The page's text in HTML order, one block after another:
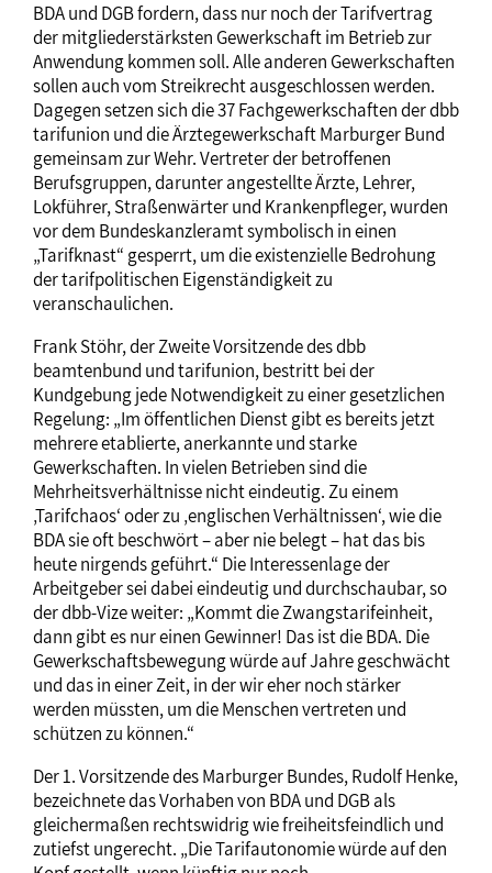
BDA und DGB fordern, dass nur noch der Tarifvertrag
der mitgliederstärksten Gewerkschaft im Betrieb zur
Anwendung kommen soll. Alle anderen Gewerkschaften
sollen auch vom Streikrecht ausgeschlossen werden.
Dagegen setzen sich die 37 Fachgewerkschaften der dbb
tarifunion und die Ärztegewerkschaft Marburger Bund
gemeinsam zur Wehr. Vertreter der betroffenen
Berufsgruppen, darunter angestellte Ärzte, Lehrer,
Lokführer, Straßenwärter und Krankenpfleger, wurden
vor dem Bundeskanzleramt symbolisch in einen
„Tarifknast“ gesperrt, um die existenzielle Bedrohung
der tarifpolitischen Eigenständigkeit zu
veranschaulichen.
Frank Stöhr, der Zweite Vorsitzende des dbb
beamtenbund und tarifunion, bestritt bei der
Kundgebung jede Notwendigkeit zu einer gesetzlichen
Regelung: „Im öffentlichen Dienst gibt es bereits jetzt
mehrere etablierte, anerkannte und starke
Gewerkschaften. In vielen Betrieben sind die
Mehrheitsverhältnisse nicht eindeutig. Zu einem
‚Tarifchaos‘ oder zu ‚englischen Verhältnissen‘, wie die
BDA sie oft beschwört – aber nie belegt – hat das bis
heute nirgends geführt.“ Die Interessenlage der
Arbeitgeber sei dabei eindeutig und durchschaubar, so
der dbb-Vize weiter: „Kommt die Zwangstarifeinheit,
dann gibt es nur einen Gewinner! Das ist die BDA. Die
Gewerkschaftsbewegung würde auf Jahre geschwächt
und das in einer Zeit, in der wir eher noch stärker
werden müssten, um die Menschen vertreten und
schützen zu können.“
Der 1. Vorsitzende des Marburger Bundes, Rudolf Henke,
bezeichnete das Vorhaben von BDA und DGB als
gleichermaßen rechtswidrig wie freiheitsfeindlich und
zutiefst ungerecht. „Die Tarifautonomie würde auf den